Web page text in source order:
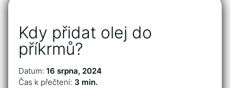
Kdy přidat olej do
příkrmů?
Datum: 16 srpna, 2024
Čas k přečtení: 3 min.